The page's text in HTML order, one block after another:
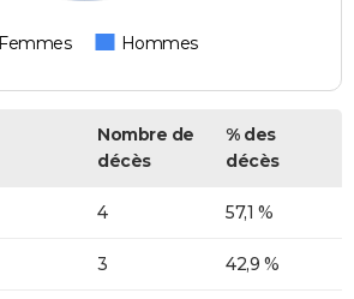
Femmes Hommes
Nombre de
décès
% des
décès
4 57,1 %
3 42,9 %